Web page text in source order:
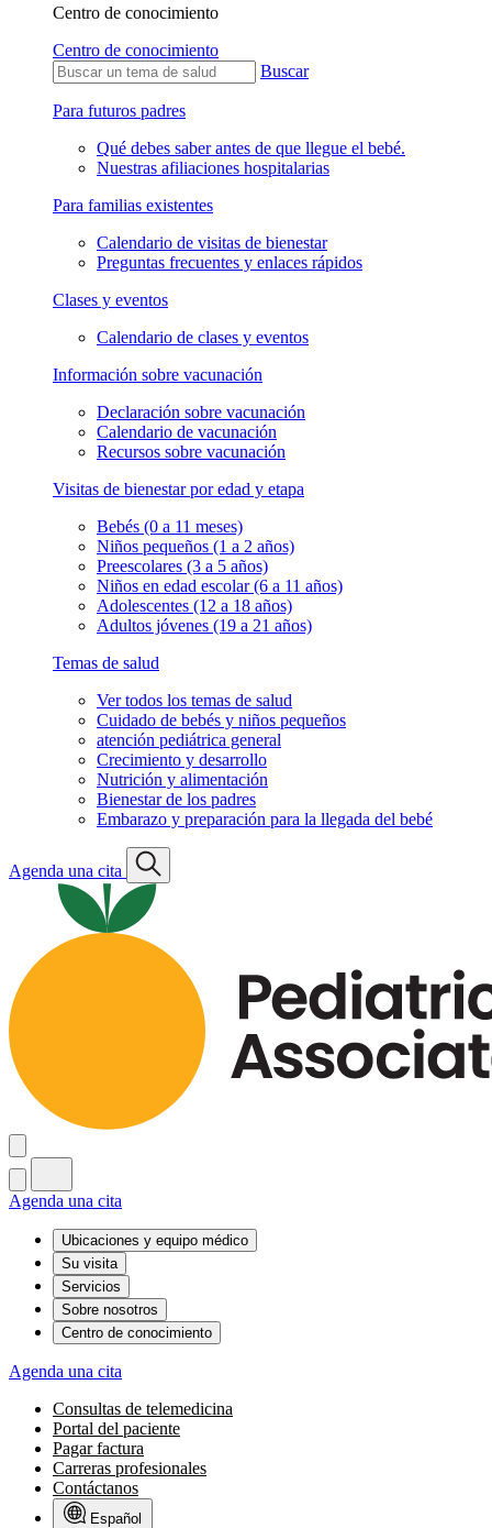
Centro de conocimiento
Centro de conocimiento
Buscar
Para futuros padres
Qué debes saber antes de que llegue el bebé.
Nuestras afiliaciones hospitalarias
Para familias existentes
Calendario de visitas de bienestar
Preguntas frecuentes y enlaces rápidos
Clases y eventos
Calendario de clases y eventos
Información sobre vacunación
Declaración sobre vacunación
Calendario de vacunación
Recursos sobre vacunación
Visitas de bienestar por edad y etapa
Bebés (0 a 11 meses)
Niños pequeños (1 a 2 años)
Preescolares (3 a 5 años)
Niños en edad escolar (6 a 11 años)
Adolescentes (12 a 18 años)
Adultos jóvenes (19 a 21 años)
Temas de salud
Ver todos los temas de salud
Cuidado de bebés y niños pequeños
atención pediátrica general
Crecimiento y desarrollo
Nutrición y alimentación
Bienestar de los padres
Embarazo y preparación para la llegada del bebé
Agenda una cita
Agenda una cita
Ubicaciones y equipo médico
Su visita
Servicios
Sobre nosotros
Centro de conocimiento
Agenda una cita
Consultas de telemedicina
Portal del paciente
Pagar factura
Carreras profesionales
Contáctanos
Español